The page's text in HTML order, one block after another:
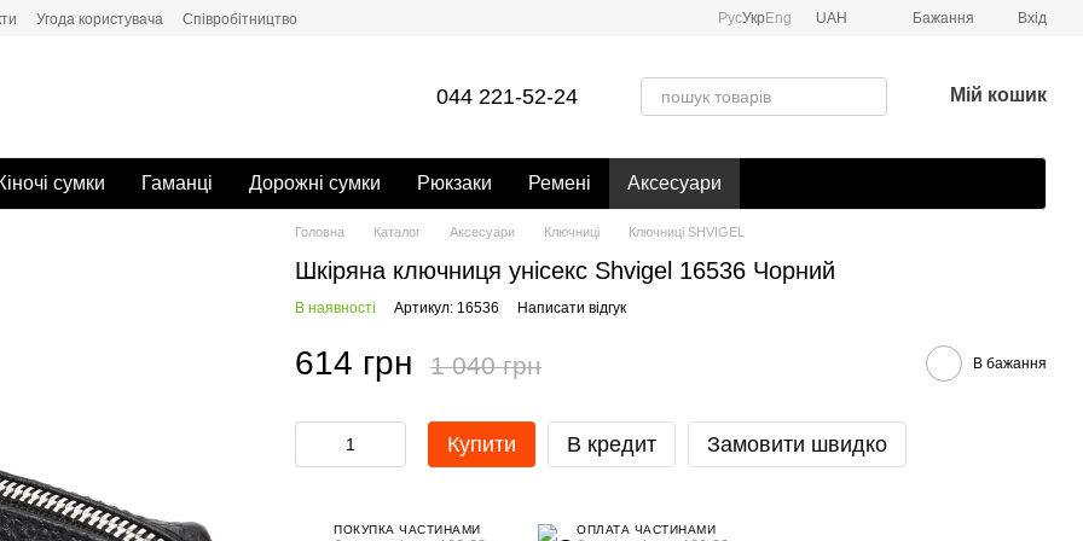
Угода користувача Cпівробітництво РусУкр Eng UAH Бажання Вхід
044 221-52-24 Мій кошик
сумки Гаманці Дорожні сумки Рюкзаки Ремені Аксесуари
Головна Каталог Аксесуари Ключниці Ключниці SHVIGEL
Шкіряна ключниця унісекс Shvigel 16536 Чорний
В наявності Артикул: 16536 Написати відгук
614 грн 1 040 грн В бажання
Купити В кредит Замовити швидко
ПОКУПКА ЧАСТИНАМИ ОПЛАТА ЧАСТИНАМИ